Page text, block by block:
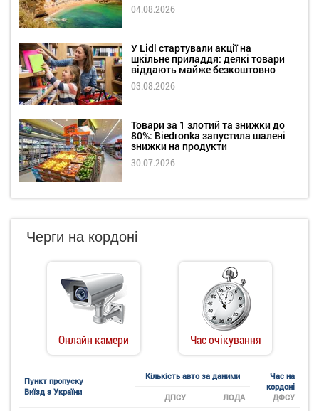
04.08.2026
У Lidl стартували акції на
шкільне приладдя: деякі товари
віддають майже безкоштовно
03.08.2026
Товари за 1 злотий та знижки до
80%: Biedronka запустила шалені
знижки на продукти
30.07.2026
Черги на кордоні
Онлайн камери Час очікування
Пункт пропуску
Виїзд з України
Кількість авто за даними
Час на
кордоні
ДФСУ
ДПСУ ЛОДА